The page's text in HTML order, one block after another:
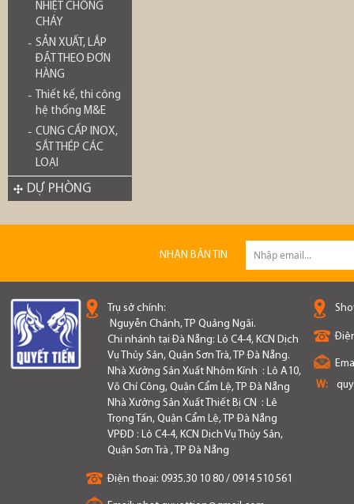
NHIỆT CHỐNG
CHÁY
SẢN XUẤT, LẮP
ĐẶT THEO ĐƠN
HÀNG
Thiết kế, thi công
hệ thống M&E
CUNG CẤP INOX,
SẮT THÉP CÁC
LOẠI
DỰ PHÒNG
NHẬN BẢN TIN
Trụ sở chính:
Nguyễn Chánh, TP Quảng Ngãi.
Chi nhánh tại Đà Nẵng: Lô C4-4, KCN Dịch
Vụ Thủy Sản, Quận Sơn Trà, TP Đà Nẵng.
Nhà Xưởng Sản Xuất Nhôm Kính : Lô A10,
Võ Chí Công, Quận Cẩm Lệ, TP Đà Nẵng
Nhà Xưởng Sản Xuất Thiết Bị CN : Lê
Trọng Tấn, Quận Cẩm Lệ, TP Đà Nẵng
VPĐD : Lô C4-4, KCN Dịch Vụ Thủy Sản,
Quận Sơn Trà , TP Đà Nẵng
Điện thoại: 0935.30 10 80 / 0914 510 561
W: